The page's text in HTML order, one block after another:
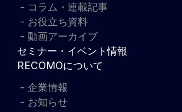
コラム・連載記事
お役立ち資料
動画アーカイブ
セミナー・イベント情報
RECOMOについて
企業情報
お知らせ